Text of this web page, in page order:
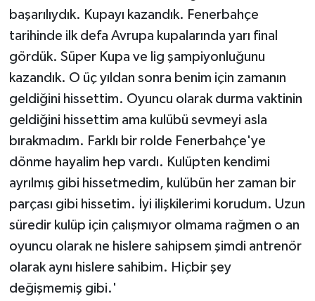
başarılıydık. Kupayı kazandık. Fenerbahçe
tarihinde ilk defa Avrupa kupalarında yarı final
gördük. Süper Kupa ve lig şampiyonluğunu
kazandık. O üç yıldan sonra benim için zamanın
geldiğini hissettim. Oyuncu olarak durma vaktinin
geldiğini hissettim ama kulübü sevmeyi asla
bırakmadım. Farklı bir rolde Fenerbahçe'ye
dönme hayalim hep vardı. Kulüpten kendimi
ayrılmış gibi hissetmedim, kulübün her zaman bir
parçası gibi hissetim. İyi ilişkilerimi korudum. Uzun
süredir kulüp için çalışmıyor olmama rağmen o an
oyuncu olarak ne hislere sahipsem şimdi antrenör
olarak aynı hislere sahibim. Hiçbir şey
değişmemiş gibi.'